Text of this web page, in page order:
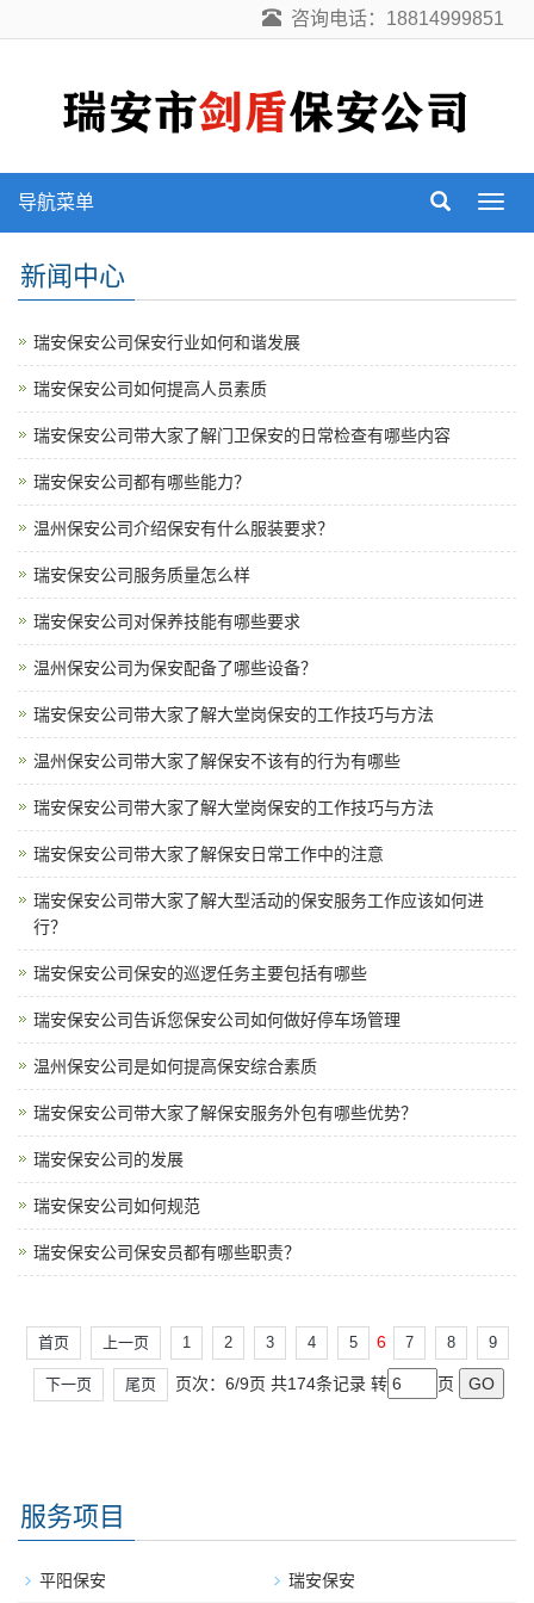
咨询电话：18814999851
导
导航菜单
新闻中心
瑞安保安公司保安行业如何和谐发展
瑞安保安公司如何提高人员素质
瑞安保安公司带大家了解门卫保安的日常检查有哪些内容
瑞安保安公司都有哪些能力？
温州保安公司介绍保安有什么服装要求？
瑞安保安公司服务质量怎么样
瑞安保安公司对保养技能有哪些要求
温州保安公司为保安配备了哪些设备？
瑞安保安公司带大家了解大堂岗保安的工作技巧与方法
温州保安公司带大家了解保安不该有的行为有哪些
瑞安保安公司带大家了解大堂岗保安的工作技巧与方法
瑞安保安公司带大家了解保安日常工作中的注意
瑞安保安公司带大家了解大型活动的保安服务工作应该如何进
行？
瑞安保安公司保安的巡逻任务主要包括有哪些
瑞安保安公司告诉您保安公司如何做好停车场管理
温州保安公司是如何提高保安综合素质
瑞安保安公司带大家了解保安服务外包有哪些优势？
瑞安保安公司的发展
瑞安保安公司如何规范
瑞安保安公司保安员都有哪些职责？
首页 上一页 1 2 3 4 5 6 7 8 9
下一页 尾页 页次：6/9页 共174条记录 转 页
服务项目
平阳保安 瑞安保安